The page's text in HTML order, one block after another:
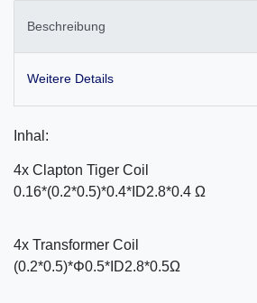
Beschreibung
Weitere Details
Inhal:
4x Clapton Tiger Coil
0.16*(0.2*0.5)*0.4*ID2.8*0.4 Ω
4x Transformer Coil
(0.2*0.5)*Φ0.5*ID2.8*0.5Ω